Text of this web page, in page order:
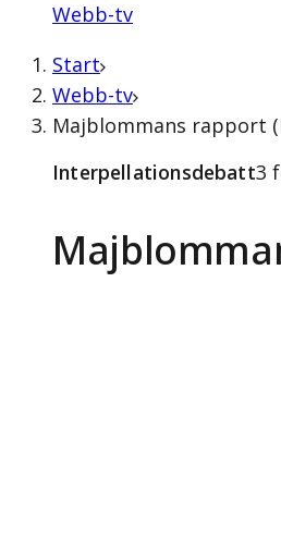
Webb-tv
Start
Webb-tv
Majblommans rapport
Interpellationsdebatt3